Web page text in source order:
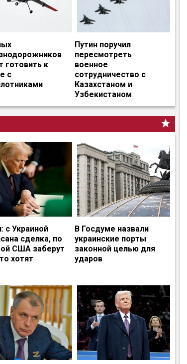
готовить к
с
Путин поручил
пересмотреть
военное
сотрудничество с
Казахстаном и
Узбекистаном
с Украиной
сделка, по
США заберут
хотят
В Госдуме назвали
украинские порты
законной целью для
ударов